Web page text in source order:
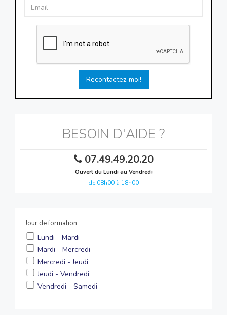
Recontactez-moi!
BESOIN D'AIDE ?
07.49.49.20.20
Ouvert du Lundi au Vendredi
de 08h00 à 18h00
Jour de formation
Lundi - Mardi
Mardi - Mercredi
Mercredi - Jeudi
Jeudi - Vendredi
Vendredi - Samedi